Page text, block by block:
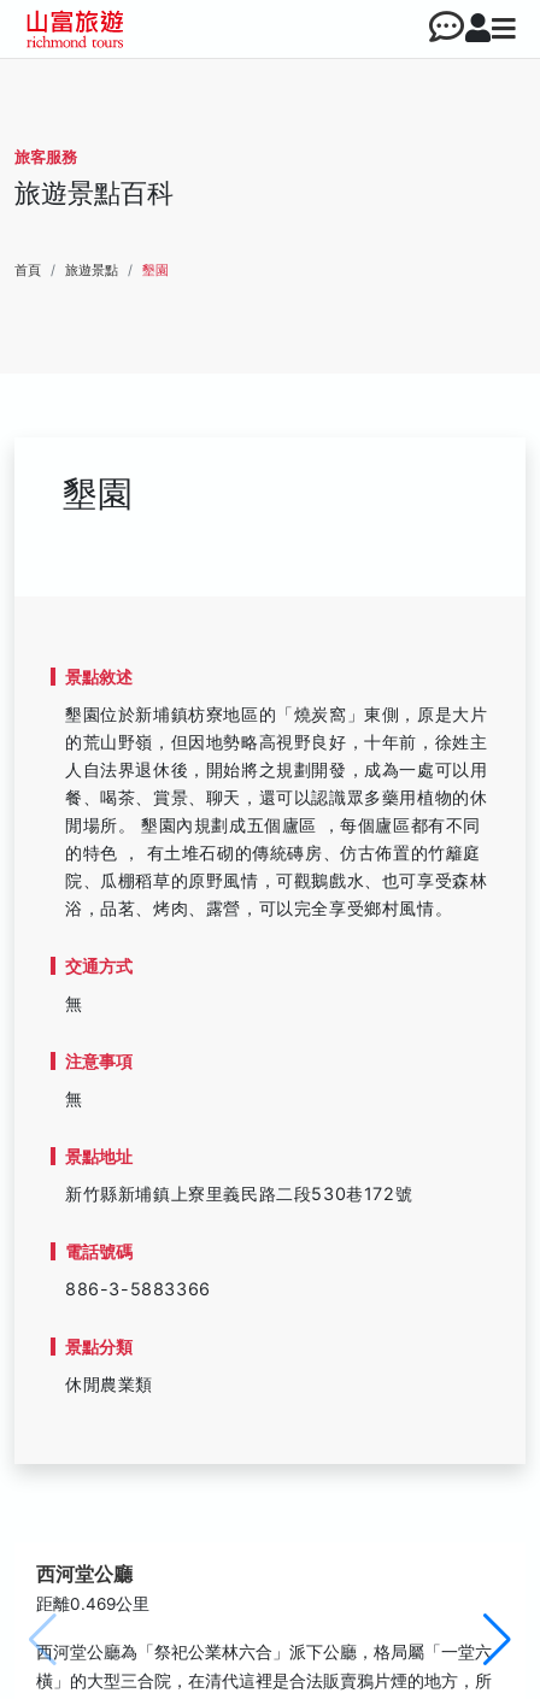
旅客服務
旅遊景點百科
首頁 旅遊景點 墾園
墾園
景點敘述
墾園位於新埔鎮枋寮地區的「燒炭窩」東側，原是大片
的荒山野嶺，但因地勢略高視野良好，十年前，徐姓主
人自法界退休後，開始將之規劃開發，成為一處可以用
餐、喝茶、賞景、聊天，還可以認識眾多藥用植物的休
閒場所。 墾園內規劃成五個廬區 ，每個廬區都有不同
的特色 ， 有土堆石砌的傳統磚房、仿古佈置的竹籬庭
院、瓜棚稻草的原野風情，可觀鵝戲水、也可享受森林
浴，品茗、烤肉、露營，可以完全享受鄉村風情。
交通方式
無
注意事項
無
景點地址
新竹縣新埔鎮上寮里義民路二段530巷172號
電話號碼
886-3-5883366
景點分類
休閒農業類
西河堂公廳
距離0.469公里
西河堂公廳為「祭祀公業林六合」派下公廳，格局屬「一堂六
橫」的大型三合院，在清代這裡是合法販賣鴉片煙的地方，所